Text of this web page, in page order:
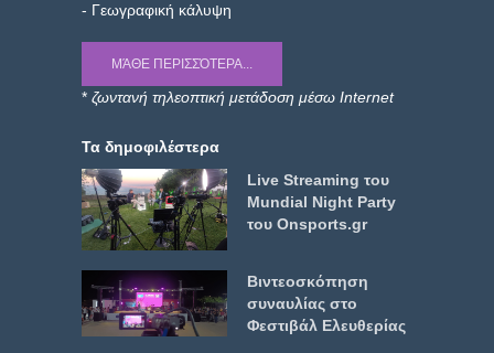
- Γεωγραφική κάλυψη
ΜΆΘΕ ΠΕΡΙΣΣΌΤΕΡΑ...
* ζωντανή τηλεοπτική μετάδοση μέσω Internet
Τα δημοφιλέστερα
Live Streaming του
Mundial Night Party
του Onsports.gr
Βιντεοσκόπηση
συναυλίας στο
Φεστιβάλ Ελευθερίας